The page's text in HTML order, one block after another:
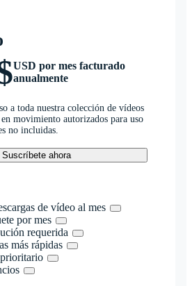
USD por mes facturado
anualmente
a toda nuestra colección de vídeos
movimiento autorizados para uso
no incluidas.
Suscríbete ahora
de vídeo al mes
por mes
requerida
más rápidas